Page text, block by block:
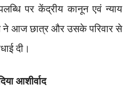
पर केंद्रीय कानून एवं न्याय
ने आज छात्र और उसके परिवार से
दी।
आशीर्वाद